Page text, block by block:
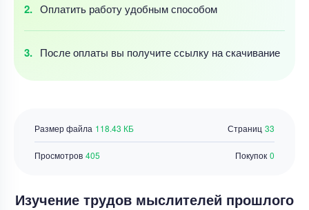
Оплатить работуудобнымспособом
После оплаты вы получите ссылку на скачивание
Страниц 33
Размер файла 118.43 КБ
Просмотров 405 Покупок 0
Изучение трудов мыслителей прошлого